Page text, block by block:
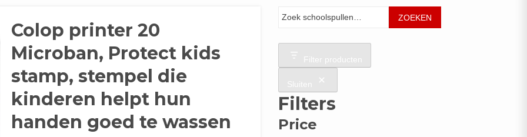
Colop printer 20
Microban, Protect kids
stamp, stempel die
kinderen helpt hun
handen goed te wassen
ZOEKEN
Filter producten
Sluiten
Filters
Price